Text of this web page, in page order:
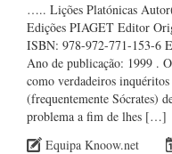
….. Lições Platónicas
Edições PIAGET Editor
ISBN: 978-972-771-153-6
Ano de publicação: 1999 .
como verdadeiros
(frequentemente Sócrates)
problema a fim de lhes […]
Equipa Knoow.net